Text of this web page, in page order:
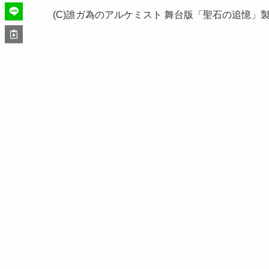
(C)誰ガ為のアルケミスト 舞台版「聖石の追憶」